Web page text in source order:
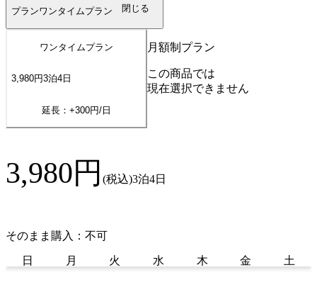
プランワンタイムプラン 閉じる
ワンタイムプラン
3,980円3泊4 日
延長：+300円/日
月額制プラン
この商品では
現在選択できません
3,980円 (税込)3泊4日
そのまま購入：不可
日 月 火 水 木 金 土